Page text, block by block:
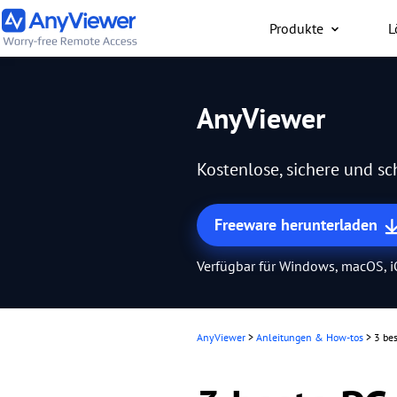
Produkte
Mac, PC oder
AnyViewer
Kostenlose, sichere und
Freeware herunterladen
Verfügbar für Windows, macOS,
AnyViewer > Anleitungen & How-tos > 3